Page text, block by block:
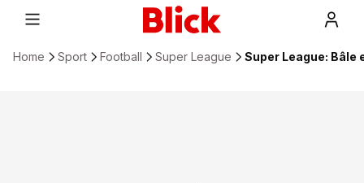
Home Sport Football Super League Super League: Bâle